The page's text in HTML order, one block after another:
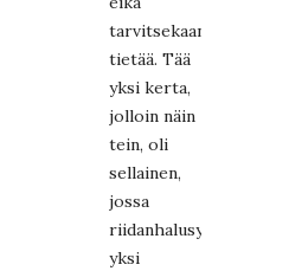
tarvitsekaan
tietää. Tää
yksi kerta,
jolloin näin
tein, oli
sellainen,
jossa
riidanhalusyystä
yksi